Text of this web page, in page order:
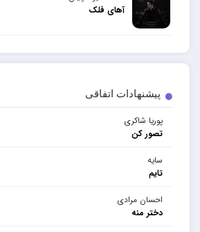
پیشنهادات اتفاقی
پوریا شاکری
تصور کن
سایه
تایم
احسان مرادی
دختر منه
آهای فلک